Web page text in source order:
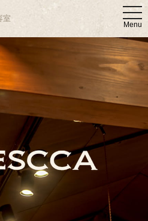
t
o
g
g
l
e
a
v
i
o
Menu
室